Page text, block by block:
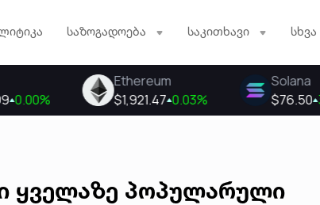
საზოგადოება საკითხავი სხვა
ყველაზე პოპულარული